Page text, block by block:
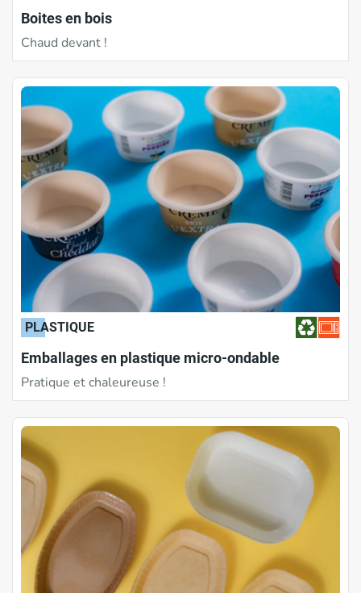
Boites en bois
Chaud devant !
PLASTIQUE
Emballages en plastique micro-ondable
Pratique et chaleureuse !